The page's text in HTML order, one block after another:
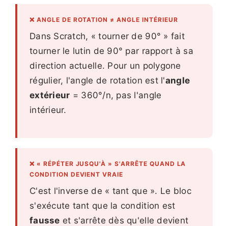
❌ ANGLE DE ROTATION ≠ ANGLE INTÉRIEUR
Dans Scratch, « tourner de 90° » fait
tourner le lutin de 90° par rapport à sa
direction actuelle. Pour un polygone
régulier, l'angle de rotation est l'angle
extérieur = 360°/n, pas l'angle
intérieur.
❌ « RÉPÉTER JUSQU'À » S'ARRÊTE QUAND LA
CONDITION DEVIENT VRAIE
C'est l'inverse de « tant que ». Le bloc
s'exécute tant que la condition est
fausse et s'arrête dès qu'elle devient